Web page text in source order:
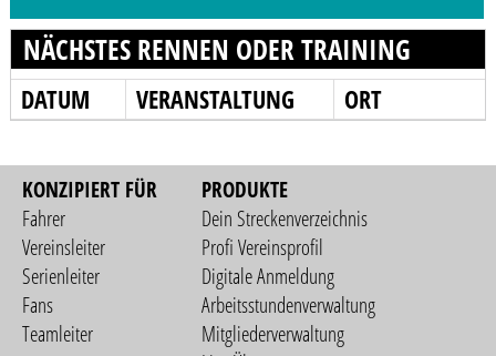
NÄCHSTES RENNEN ODER TRAINING
DATUM VERANSTALTUNG ORT
KONZIPIERT FÜR
Fahrer
Vereinsleiter
Serienleiter
Fans
Teamleiter
PRODUKTE
Dein Streckenverzeichnis
Profi Vereinsprofil
Digitale Anmeldung
Arbeitsstundenverwaltung
Mitgliederverwaltung